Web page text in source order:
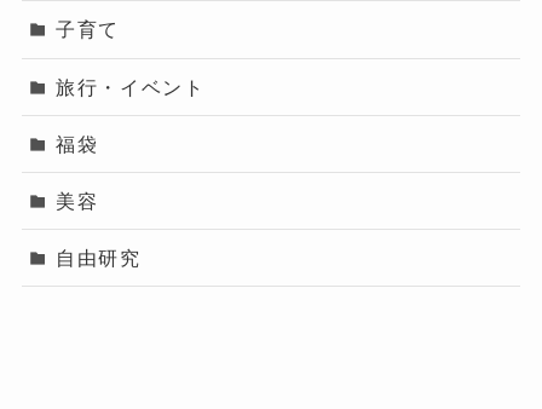
子育て
旅行・イベント
福袋
美容
自由研究